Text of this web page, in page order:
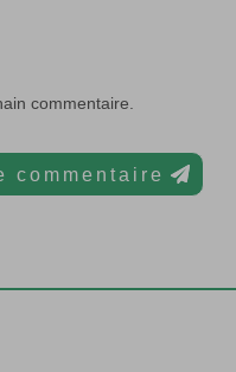
commentaire.
commentaire